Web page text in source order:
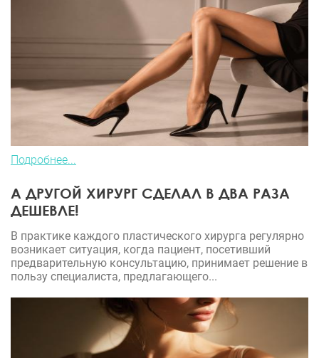
Подробнее...
А ДРУГОЙ ХИРУРГ СДЕЛАЛ В ДВА РАЗА
ДЕШЕВЛЕ!
В практике каждого пластического хирурга регулярно
возникает ситуация, когда пациент, посетивший
предварительную консультацию, принимает решение в
пользу специалиста, предлагающего...